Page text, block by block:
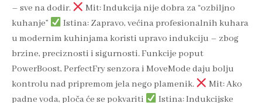
– sve na dodir.
Mit: Indukcija nije dobra za “ozbiljno
kuhanje”
Istina: Zapravo, većina profesionalnih kuhara
u modernim kuhinjama koristi upravo indukciju – zbog
brzine, preciznosti i sigurnosti. Funkcije poput
PowerBoost, PerfectFry senzora i MoveMode daju bolju
kontrolu nad pripremom jela nego plamenik.
Mit: Ako
padne voda, ploča će se pokvariti
Istina: Indukcijske